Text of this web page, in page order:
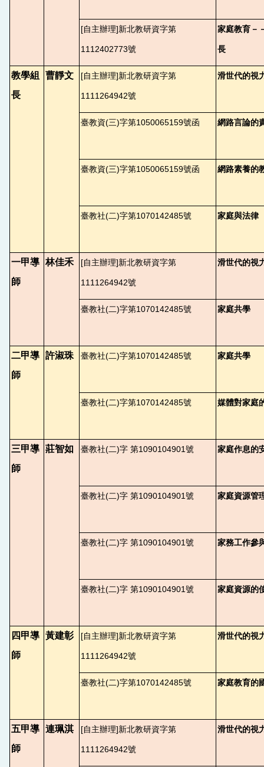
[自主辦理]新北教研資字第
1112402773號
家庭教育－
長
教學組
長
曹靜文 [自主辦理]新北教研資字第
1111264942號
滑世代的視
臺教資(三)字第1050065159號函 網路言論的
臺教資(三)字第1050065159號函 網路素養的
臺教社(二)字第1070142485號 家庭與法律
一甲導
師
林佳禾 [自主辦理]新北教研資字第
1111264942號
滑世代的視
臺教社(二)字第1070142485號 家庭共學
二甲導
師
許淑珠 臺教社(二)字第1070142485號 家庭共學
臺教社(二)字第1070142485號 媒體對家庭
三甲導
師
莊智如 臺教社(二)字 第1090104901號 家庭作息的
臺教社(二)字 第1090104901號 家庭資源管
臺教社(二)字 第1090104901號 家務工作參
臺教社(二)字 第1090104901號 家庭資源的
四甲導
師
黃建彰 [自主辦理]新北教研資字第
1111264942號
滑世代的視
臺教社(二)字第1070142485號 家庭教育的
五甲導
師
連珮淇 [自主辦理]新北教研資字第
1111264942號
滑世代的視